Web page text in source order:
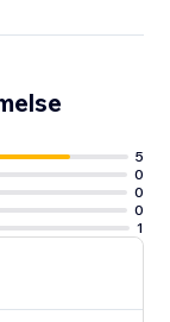
5
0
0
0
1